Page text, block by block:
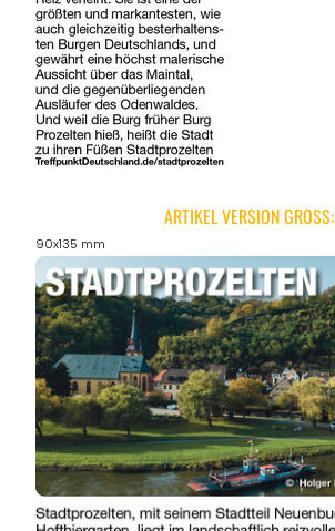
ARTIKEL VERSION GROSS:
90x135 mm